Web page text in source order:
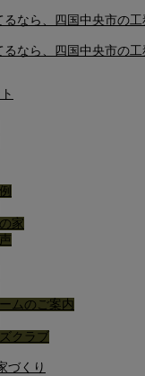
家
ムのご案内
クラブ
づくり